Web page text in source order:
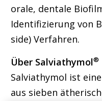
orale, dentale
Identifizierung von
side) Verfahren.
Über Salviathymol®
Salviathymol ist
aus sieben